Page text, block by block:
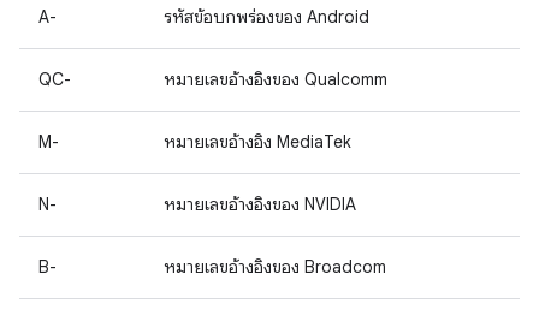
A- รหัสข้อบกพร่องของ Android
QC- หมายเลขอ้างอิงของ Qualcomm
M- หมายเลขอ้างอิง MediaTek
N- หมายเลขอ้างอิงของ NVIDIA
B- หมายเลขอ้างอิงของ Broadcom